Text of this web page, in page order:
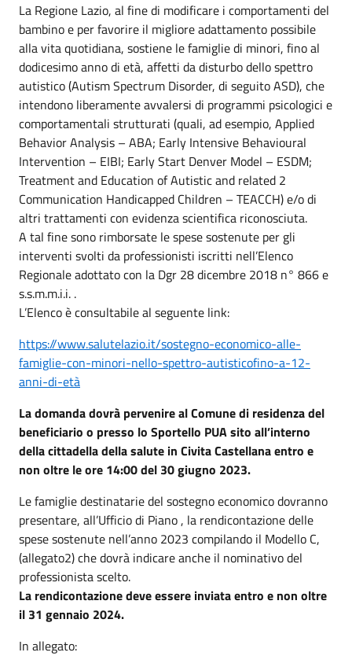
La Regione Lazio, al fine di modificare i comportamenti del
bambino e per favorire il migliore adattamento possibile
alla vita quotidiana, sostiene le famiglie di minori, fino al
dodicesimo anno di età, affetti da disturbo dello spettro
autistico (Autism Spectrum Disorder, di seguito ASD), che
intendono liberamente avvalersi di programmi psicologici e
comportamentali strutturati (quali, ad esempio, Applied
Behavior Analysis – ABA; Early Intensive Behavioural
Intervention – EIBI; Early Start Denver Model – ESDM;
Treatment and Education of Autistic and related 2
Communication Handicapped Children – TEACCH) e/o di
altri trattamenti con evidenza scientifica riconosciuta.
A tal fine sono rimborsate le spese sostenute per gli
interventi svolti da professionisti iscritti nell’Elenco
Regionale adottato con la Dgr 28 dicembre 2018 n° 866 e
s.s.m.m.i.i. .
L’Elenco è consultabile al seguente link:
https://www.salutelazio.it/sostegno-economico-alle-
famiglie-con-minori-nello-spettro-autisticofino-a-12-
anni-di-età
La domanda dovrà pervenire al Comune di residenza del
beneficiario o presso lo Sportello PUA sito all’interno
della cittadella della salute in Civita Castellana entro e
non oltre le ore 14:00 del 30 giugno 2023.
Le famiglie destinatarie del sostegno economico dovranno
presentare, all’Ufficio di Piano , la rendicontazione delle
spese sostenute nell’anno 2023 compilando il Modello C,
(allegato2) che dovrà indicare anche il nominativo del
professionista scelto.
La rendicontazione deve essere inviata entro e non oltre
il 31 gennaio 2024.
In allegato: